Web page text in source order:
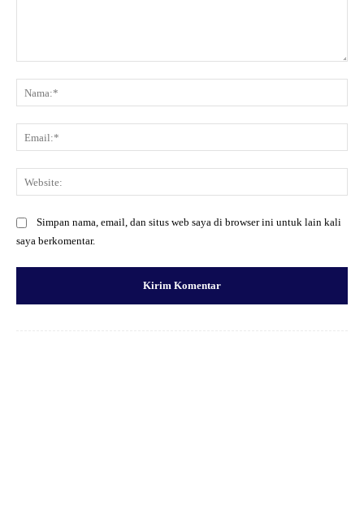
Simpan nama, email, dan situs web saya di browser ini untuk lain kali
saya berkomentar.